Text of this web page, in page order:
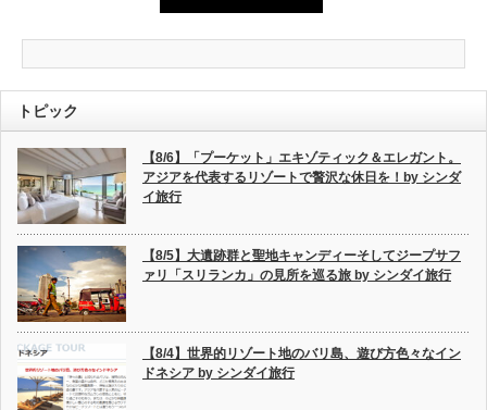
トピック
【8/6】「プーケット」エキゾティック＆エレガント。
アジアを代表するリゾートで贅沢な休日を！by シンダ
イ旅行
【8/5】大遺跡群と聖地キャンディーそしてジープサフ
ァリ「スリランカ」の見所を巡る旅 by シンダイ旅行
【8/4】世界的リゾート地のバリ島、遊び方色々なイン
ドネシア by シンダイ旅行